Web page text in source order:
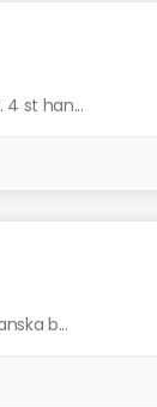
st han...
b...